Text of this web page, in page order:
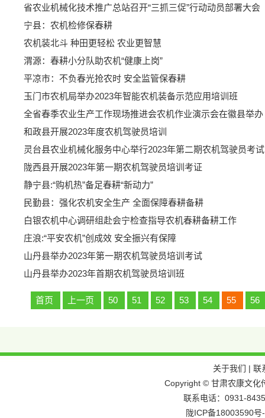
省农业机械化技术推广总站召开“三抓三促”行动动员部署大会
宁县：农机检修保春耕
农机装北斗 种田更轻松 农业更智慧
渭源：春耕小分队助农机“健康上岗”
平凉市：不负春光抢农时 安全监管保春耕
玉门市农机局举办2023年智能农机装备示范应用培训班
全省春季农业生产工作现场推进会农机作业演示会在徽县举办
和政县开展2023年度农机驾驶员培训
灵台县农业机械化服务中心举行2023年第二期农机驾驶员考试
陇西县开展2023年第一期农机驾驶员培训考证
静宁县:“购机热”备足春耕“新动力”
民勤县：强化农机安全生产 全面保障春耕备耕
白银农机中心调研组赴会宁检查指导农机春耕备耕工作
庄浪:“平安农机”创成效 安全振兴有保障
山丹县举办2023年第一期农机驾驶员培训考试
山丹县举办2023年首期农机驾驶员培训班
首页 上一页 50 51 52 53 54 55 56
关于我们 | 联
Copyright © 甘肃农康文化
联系电话：0931-
陇ICP备18003590号